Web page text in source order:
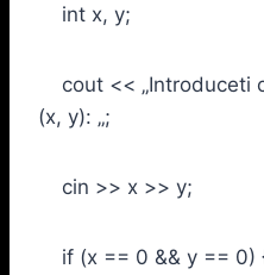
int x, y;
cout << „Introduceti
(x, y): „;
cin >> x >> y;
if (x == 0 && y == 0)